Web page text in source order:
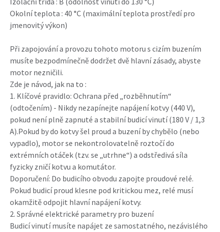
Okolní teplota : 40 °C (maximální teplota prostředí pro
jmenovitý výkon)
Při zapojování a provozu tohoto motoru s cizím buzením
musíte bezpodmínečně dodržet dvě hlavní zásady, abyste
motor nezničili.
Zde je návod, jak na to :
1. Klíčové pravidlo: Ochrana před „rozběhnutím“
(odtočením) - Nikdy nezapínejte napájení kotvy (440 V),
pokud není plně zapnuté a stabilní budicí vinutí (180 V / 1,3
A).Pokud by do kotvy šel proud a buzení by chybělo (nebo
vypadlo), motor se nekontrolovatelně roztočí do
extrémních otáček (tzv. se „utrhne“) a odstředivá síla
fyzicky zničí kotvu a komutátor.
Doporučení: Do budicího obvodu zapojte proudové relé.
Pokud budicí proud klesne pod kritickou mez, relé musí
okamžitě odpojit hlavní napájení kotvy.
2. Správné elektrické parametry pro buzení
Budicí vinutí musíte napájet ze samostatného, nezávislého